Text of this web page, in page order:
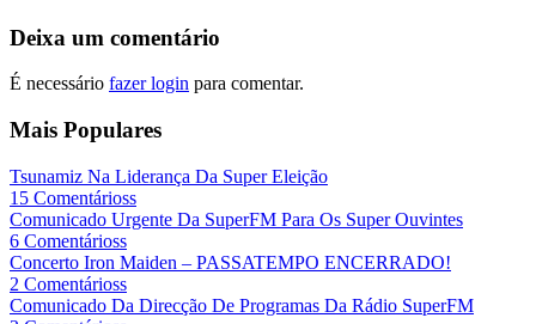
Deixa um comentário
É necessário fazer login para comentar.
Mais Populares
Tsunamiz Na Liderança Da Super Eleição
15 Comentárioss
Comunicado Urgente Da SuperFM Para Os Super Ouvintes
6 Comentárioss
Concerto Iron Maiden – PASSATEMPO ENCERRADO!
2 Comentárioss
Comunicado Da Direcção De Programas Da Rádio SuperFM